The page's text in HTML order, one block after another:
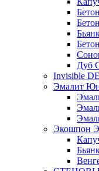
Дуб
Invisible
Эмалит
Экошпон